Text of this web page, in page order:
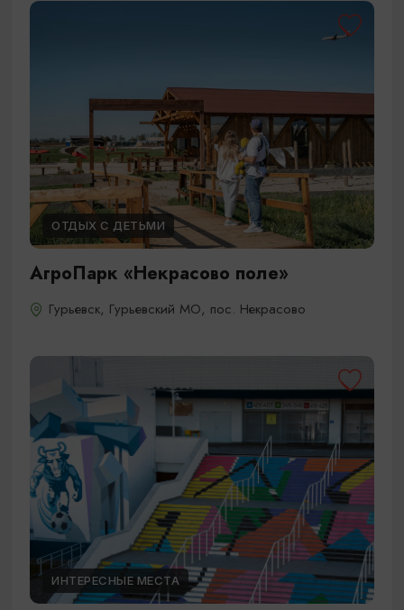
ОТДЫХ С ДЕТЬМИ
АгроПарк «Некрасово поле»
Гурьевск, Гурьевский МО, пос. Некрасово
ИНТЕРЕСНЫЕ МЕСТА